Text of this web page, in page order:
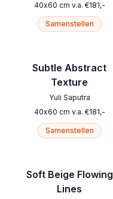
40x60 cm v.a. €181,-
Samenstellen
Subtle Abstract
Texture
Yuli Saputra
40x60 cm v.a. €181,-
Samenstellen
Soft Beige Flowing
Lines